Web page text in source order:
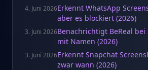
4. Juni 2026Erkennt WhatsApp
aber es blockiert (2026)
3. Juni 2026Benachrichtigt BeReal bei
mit Namen (2026)
3. Juni 2026Erkennt Snapchat
zwar wann (2026)